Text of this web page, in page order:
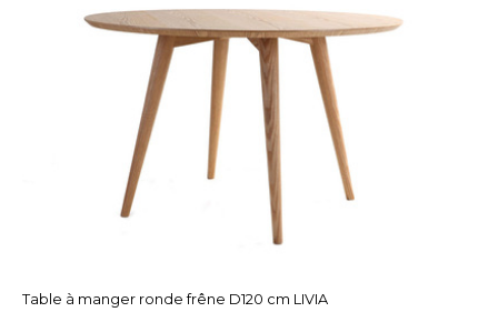
Table à manger ronde frêne D120 cm LIVIA